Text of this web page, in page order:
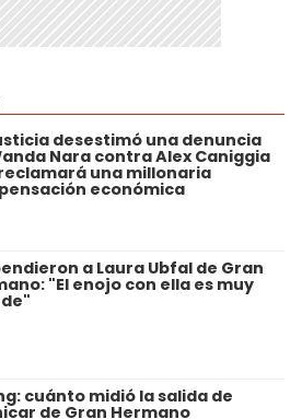
desestimó una denuncia
Nara contra Alex Caniggia
una millonaria
económica
a Laura Ubfal de Gran
"El enojo con ella es muy
cuánto midió la salida de
de Gran Hermano